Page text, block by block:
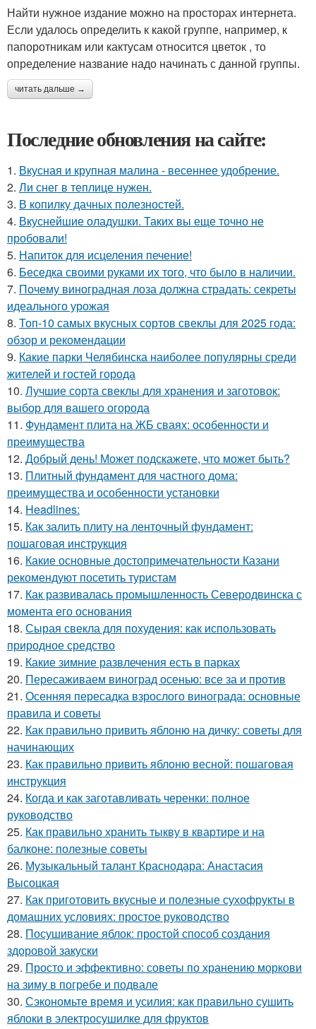
Найти нужное издание можно на просторах интернета.
Если удалось определить к какой группе, например, к
папоротникам или кактусам относится цветок , то
определение название надо начинать с данной группы.
читать дальше →
Последние обновления на сайте:
1. Вкусная и крупная малина - весеннее удобрение.
2. Ли снег в теплице нужен.
3. В копилку дачных полезностей.
4. Вкуснейшие оладушки. Таких вы еще точно не
пробовали!
5. Напиток для исцеления печение!
6. Беседка своими руками их того, что было в наличии.
7. Почему виноградная лоза должна страдать: секреты
идеального урожая
8. Топ-10 самых вкусных сортов свеклы для 2025 года:
обзор и рекомендации
9. Какие парки Челябинска наиболее популярны среди
жителей и гостей города
10. Лучшие сорта свеклы для хранения и заготовок:
выбор для вашего огорода
11. Фундамент плита на ЖБ сваях: особенности и
преимущества
12. Добрый день! Может подскажете, что может быть?
13. Плитный фундамент для частного дома:
преимущества и особенности установки
14. Headlines:
15. Как залить плиту на ленточный фундамент:
пошаговая инструкция
16. Какие основные достопримечательности Казани
рекомендуют посетить туристам
17. Как развивалась промышленность Северодвинска с
момента его основания
18. Сырая свекла для похудения: как использовать
природное средство
19. Какие зимние развлечения есть в парках
20. Пересаживаем виноград осенью: все за и против
21. Осенняя пересадка взрослого винограда: основные
правила и советы
22. Как правильно привить яблоню на дичку: советы для
начинающих
23. Как правильно привить яблоню весной: пошаговая
инструкция
24. Когда и как заготавливать черенки: полное
руководство
25. Как правильно хранить тыкву в квартире и на
балконе: полезные советы
26. Музыкальный талант Краснодара: Анастасия
Высоцкая
27. Как приготовить вкусные и полезные сухофрукты в
домашних условиях: простое руководство
28. Посушивание яблок: простой способ создания
здоровой закуски
29. Просто и эффективно: советы по хранению моркови
на зиму в погребе и подвале
30. Сэкономьте время и усилия: как правильно сушить
яблоки в электросушилке для фруктов